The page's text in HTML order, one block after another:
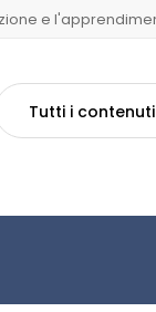
e
Tutti i contenuti